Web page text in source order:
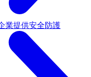
業提供安全防護